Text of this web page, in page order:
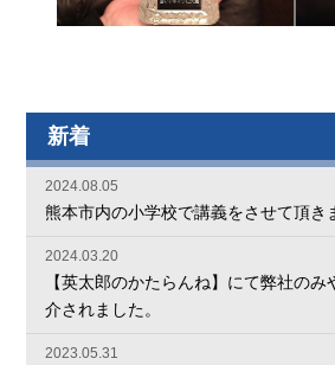
新着
2024.08.05
熊本市内の小学校で講義をさせて頂き
2024.03.20
【英太郎のかたらんね】にて弊社の
介されました。
2023.05.31